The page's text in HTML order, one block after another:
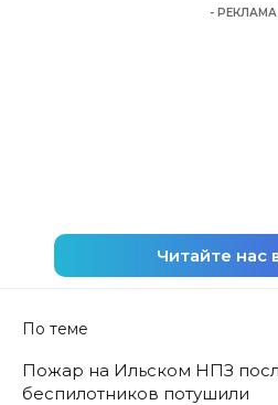
- РЕКЛАМА
Читайте нас
По теме
Пожар на Ильском НПЗ
беспилотников потушили